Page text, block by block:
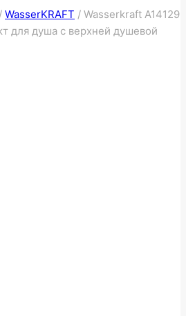
/ WasserKRAFT / Wasserkraft A14129
для душа с верхней душевой